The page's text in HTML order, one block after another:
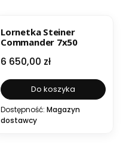
Lornetka Steiner
Commander 7x50
Cena
6 650,00 zł
Do koszyka
Dostępność: Magazyn
dostawcy